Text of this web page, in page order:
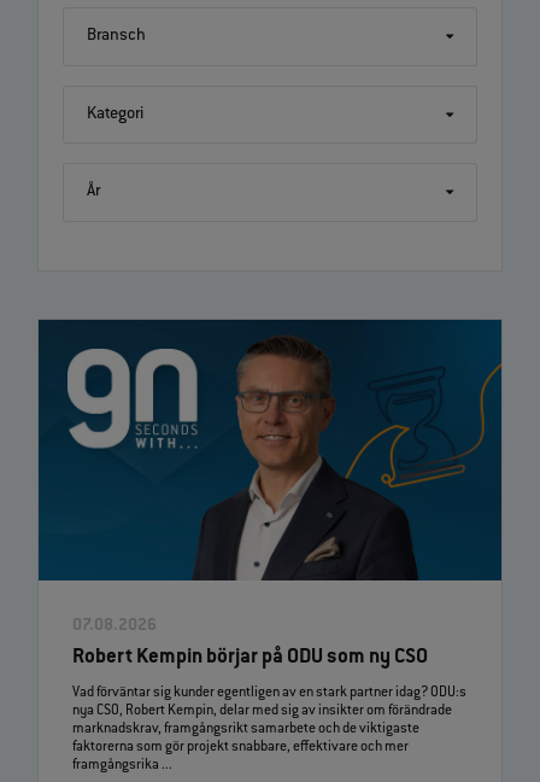
Bransch
Kategori
År
07.08.2026
Robert Kempin börjar på ODU som ny CSO
Vad förväntar sig kunder egentligen av en stark partner idag? ODU:s
nya CSO, Robert Kempin, delar med sig av insikter om förändrade
marknadskrav, framgångsrikt samarbete och de viktigaste
faktorerna som gör projekt snabbare, effektivare och mer
framgångsrika ...